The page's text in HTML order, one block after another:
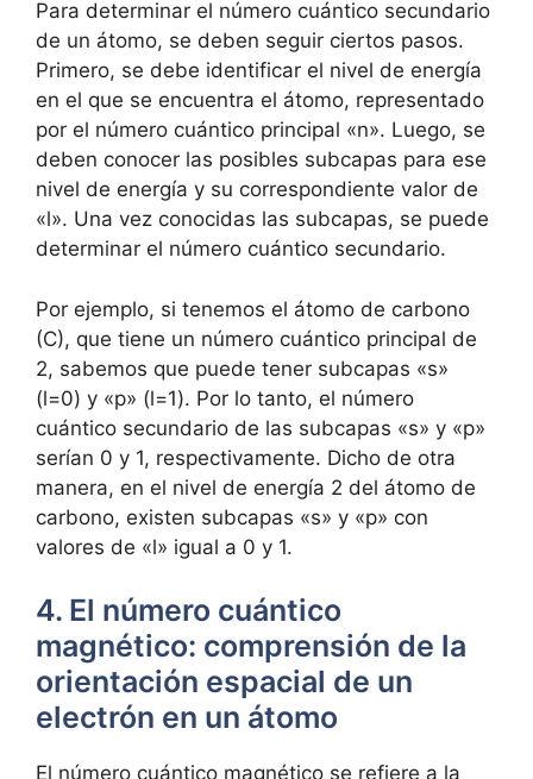
Para determinar el número cuántico secundario
de un átomo, se deben seguir ciertos pasos.
Primero, se debe identificar el nivel de energía
en el que se encuentra el átomo, representado
por el número cuántico principal «n». Luego, se
deben conocer las posibles subcapas para ese
nivel de energía y su correspondiente valor de
«l». Una vez conocidas las subcapas, se puede
determinar el número cuántico secundario.
Por ejemplo, si tenemos el átomo de carbono
(C), que tiene un número cuántico principal de
2, sabemos que puede tener subcapas «s»
(l=0) y «p» (l=1). Por lo tanto, el número
cuántico secundario de las subcapas «s» y «p»
serían 0 y 1, respectivamente. Dicho de otra
manera, en el nivel de energía 2 del átomo de
carbono, existen subcapas «s» y «p» con
valores de «l» igual a 0 y 1.
4. El número cuántico
magnético: comprensión de la
orientación espacial de un
electrón en un átomo
El número cuántico magnético se refiere a la